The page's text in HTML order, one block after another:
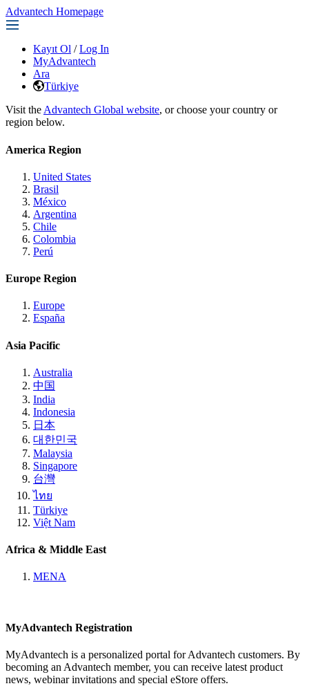
Advantech Homepage
Kayıt Ol / Log In
MyAdvantech
Ara
Türkiye
Visit the Advantech Global website, or choose your country or
region below.
America Region
United States
Brasil
México
Argentina
Chile
Colombia
Perú
Europe Region
Europe
España
Asia Pacific
Australia
中国
India
Indonesia
日本
대한민국
Malaysia
Singapore
台灣
ไทย
Türkiye
Việt Nam
Africa & Middle East
MENA
MyAdvantech Registration
MyAdvantech is a personalized portal for Advantech customers. By
becoming an Advantech member, you can receive latest product
news, webinar invitations and special eStore offers.